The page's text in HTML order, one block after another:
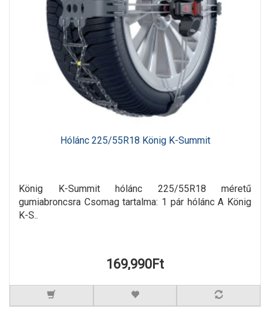
Hólánc 225/55R18 König K-Summit
König K-Summit hólánc 225/55R18 méretű
gumiabroncsra Csomag tartalma: 1 pár hólánc A König
K-S..
169,990Ft